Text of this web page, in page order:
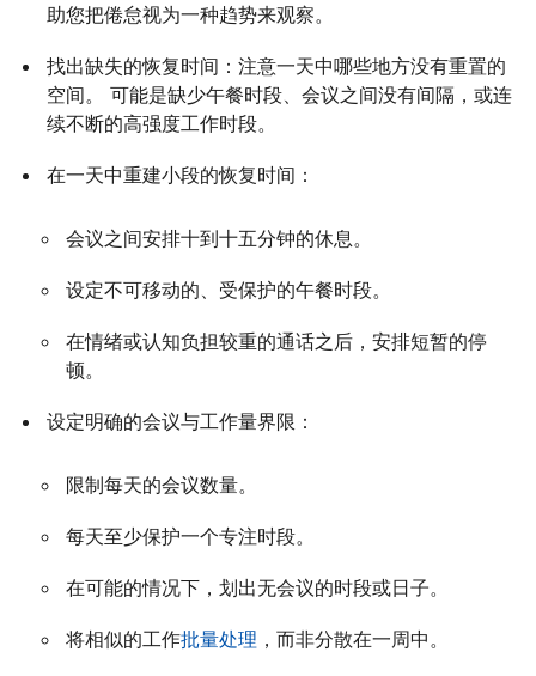
助您把倦怠视为一种趋势来观察。
找出缺失的恢复时间：注意一天中哪些地方没有重置的
空间。 可能是缺少午餐时段、会议之间没有间隔，或连
续不断的高强度工作时段。
在一天中重建小段的恢复时间：
会议之间安排十到十五分钟的休息。
设定不可移动的、受保护的午餐时段。
在情绪或认知负担较重的通话之后，安排短暂的停
顿。
设定明确的会议与工作量界限：
限制每天的会议数量。
每天至少保护一个专注时段。
在可能的情况下，划出无会议的时段或日子。
将相似的工作批量处理 ，而非分散在一周中。